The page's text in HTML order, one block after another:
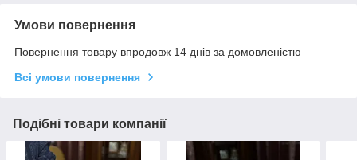
Умови повернення
Повернення товару впродовж 14 днів за домовленістю
Всі умови повернення
Подібні товари компанії